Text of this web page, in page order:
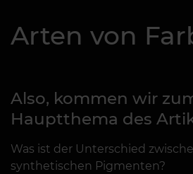
Arten von
Also, kommen wir
Hauptthema des
Was ist der Unterschied
synthetischen Pigmenten?